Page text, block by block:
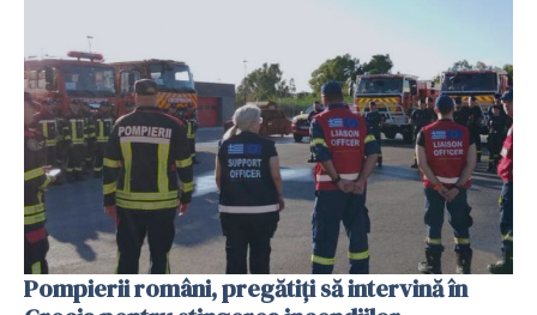
Pompierii români, pregătiţi să intervină în